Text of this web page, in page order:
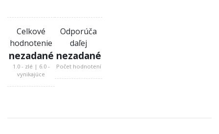
Celkové
hodnotenie
nezadané
1.0 - zlé | 6.0 -
vynikajúce
Odporúča
daľej
nezadané
Počet hodnotení